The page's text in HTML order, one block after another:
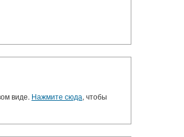
виде. Нажмите сюда, чтобы